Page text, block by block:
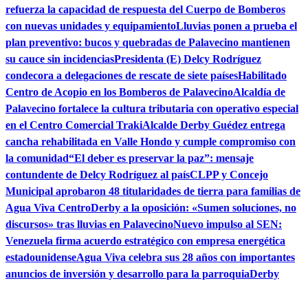
refuerza la capacidad de respuesta del Cuerpo de Bomberos
con nuevas unidades y equipamientoLluvias ponen a prueba el
plan preventivo: bucos y quebradas de Palavecino mantienen
su cauce sin incidenciasPresidenta (E) Delcy Rodríguez
condecora a delegaciones de rescate de siete paísesHabilitado
Centro de Acopio en los Bomberos de PalavecinoAlcaldía de
Palavecino fortalece la cultura tributaria con operativo especial
en el Centro Comercial TrakiAlcalde Derby Guédez entrega
cancha rehabilitada en Valle Hondo y cumple compromiso con
la comunidad“El deber es preservar la paz”: mensaje
contundente de Delcy Rodríguez al paísCLPP y Concejo
Municipal aprobaron 48 titularidades de tierra para familias de
Agua Viva CentroDerby a la oposición: «Sumen soluciones, no
discursos» tras lluvias en PalavecinoNuevo impulso al SEN:
Venezuela firma acuerdo estratégico con empresa energética
estadounidenseAgua Viva celebra sus 28 años con importantes
anuncios de inversión y desarrollo para la parroquiaDerby